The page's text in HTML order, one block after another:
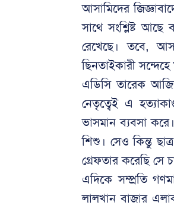
আসামিদের
সাথে সংশ্লিষ্ট
রেখেছে। তবে,
ছিনতাইকারী
এডিসি তারেক
নেতৃত্বেই এ
ভাসমান ব্যবসা
শিশু। সেও কিন্তু
গ্রেফতার করেছি সে
এদিকে সম্প্রতি
লালখান বাজার